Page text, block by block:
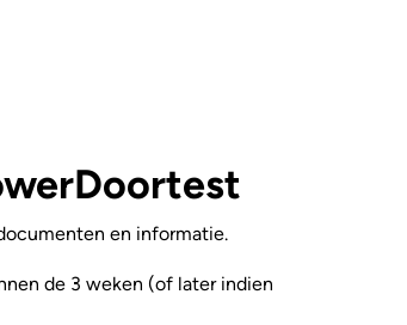
en informatie.
de 3 weken (of later indien